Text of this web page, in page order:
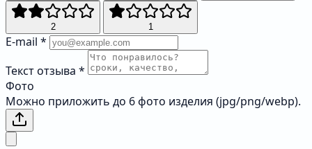
2 1
E-mail *
Текст отзыва *
Фото
Можно приложить до 6 фото изделия (jpg/png/webp).